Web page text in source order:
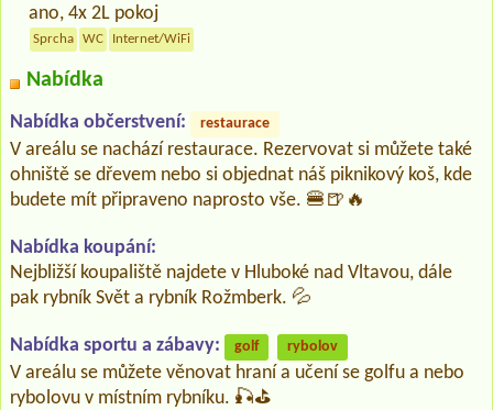
ano, 4x 2L pokoj
Sprcha WC Internet/WiFi
Nabídka
Nabídka občerstvení: restaurace
V areálu se nachází restaurace. Rezervovat si můžete také
ohniště se dřevem nebo si objednat náš piknikový koš, kde
budete mít připraveno naprosto vše. 🍔🍺🔥
Nabídka koupání:
Nejbližší koupaliště najdete v Hluboké nad Vltavou, dále
pak rybník Svět a rybník Rožmberk. 💦
Nabídka sportu a zábavy: golf rybolov
V areálu se můžete věnovat hraní a učení se golfu a nebo
rybolovu v místním rybníku. 🎣⛳️